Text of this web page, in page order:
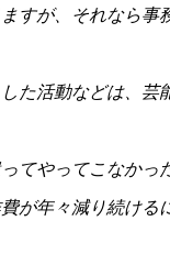
すが、それなら
活動などは、芸
てやってこなか
が年々減り続け